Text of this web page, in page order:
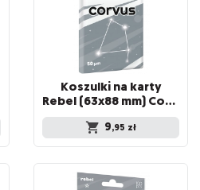
Koszulki na karty
Rebel (63x88 mm) Corvus Light, 100 sztuk
9,95 zł